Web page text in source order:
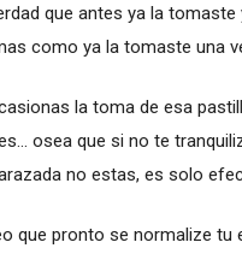
que antes ya la
como ya la tomaste una
la toma de esa
osea que si no te
no estas, es solo
que pronto se normalize tu